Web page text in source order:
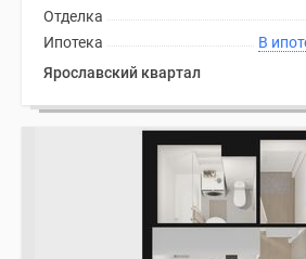
Отделка
Ипотека
Ярославский квартал